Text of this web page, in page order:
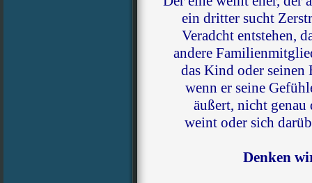
ein dritter sucht
Veradcht entstehen,
andere
das Kind oder seinen
wenn er seine
äußert, nicht
weint oder sich
Denken